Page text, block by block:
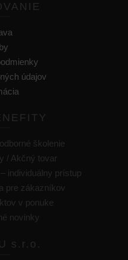
údajov
školenie
/ Akčný tovar
individuálny prístup
pre zákazníkov
v ponuke
novinky
s.r.o.